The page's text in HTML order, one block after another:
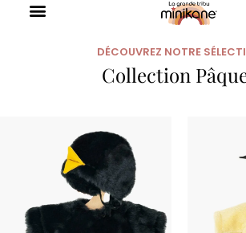
DÉCOUVREZ NOTRE
Collection